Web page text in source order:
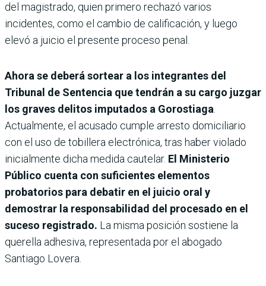
del magistrado, quien primero rechazó varios
incidentes, como el cambio de calificación, y luego
elevó a juicio el presente proceso penal.
Ahora se deberá sortear a los integrantes del
Tribunal de Sentencia que tendrán a su cargo juzgar
los graves delitos imputados a Gorostiaga
Actualmente, el acusado cumple arresto domiciliario
con el uso de tobillera electrónica, tras haber violado
inicialmente dicha medida cautelar. El Ministerio
Público cuenta con suficientes elementos
probatorios para debatir en el juicio oral y
demostrar la responsabilidad del procesado en el
suceso registrado. La misma posición sostiene la
querella adhesiva, representada por el abogado
Santiago Lovera.